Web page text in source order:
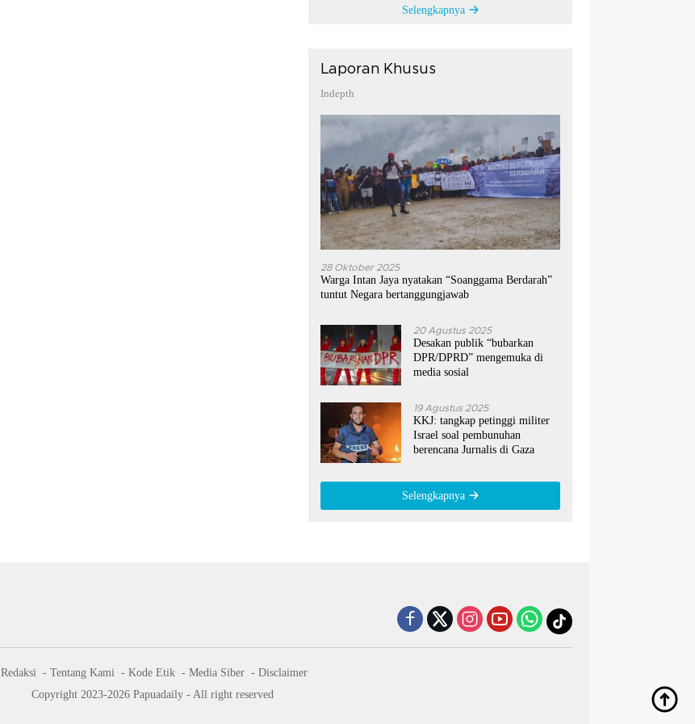
Selengkapnya
Laporan Khusus
Indepth
28 Oktober 2025
Warga Intan Jaya nyatakan “Soanggama Berdarah”
tuntut Negara bertanggungjawab
20 Agustus 2025
Desakan publik “bubarkan
DPR/DPRD” mengemuka di
media sosial
19 Agustus 2025
KKJ: tangkap petinggi militer
Israel soal pembunuhan
berencana Jurnalis di Gaza
Selengkapnya
Redaksi Tentang Kami Kode Etik Media Siber
Disclaimer
Copyright 2023-2026 Papuadaily - All right reserved